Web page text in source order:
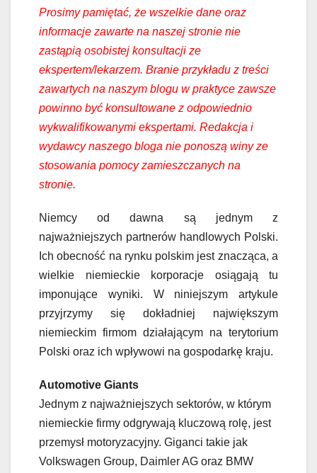
Prosimy pamiętać, że wszelkie dane oraz
informacje zawarte na naszej stronie nie
zastąpią osobistej konsultacji ze
ekspertem/lekarzem. Branie przykładu z treści
zawartych na naszym blogu w praktyce zawsze
powinno być konsultowane z odpowiednio
wykwalifikowanymi ekspertami. Redakcja i
wydawcy naszego bloga nie ponoszą winy ze
stosowania pomocy zamieszczanych na
stronie.
Niemcy od dawna są jednym z
najważniejszych partnerów handlowych Polski.
Ich obecność na rynku polskim jest znacząca, a
wielkie niemieckie korporacje osiągają tu
imponujące wyniki. W niniejszym artykule
przyjrzymy się dokładniej największym
niemieckim firmom działającym na terytorium
Polski oraz ich wpływowi na gospodarkę kraju.
Automotive Giants
Jednym z najważniejszych sektorów, w którym
niemieckie firmy odgrywają kluczową rolę, jest
przemysł motoryzacyjny. Giganci takie jak
Volkswagen Group, Daimler AG oraz BMW